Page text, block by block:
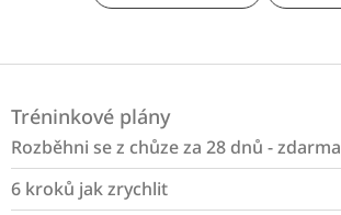
Z
Tréninkové plány
Rozběhni se z chůze za 28 dnů - zdarma
6 kroků jak zrychlit